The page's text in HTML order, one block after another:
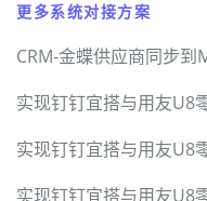
更多系统对接方案
CRM-金蝶供应商同步到
实现钉钉宜搭与用友U8
实现钉钉宜搭与用友U8
实现钉钉宜搭与用友U8